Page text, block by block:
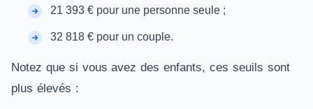
21 393 € pour une personne seule ;
32 818 € pour un couple.
Notez que si vous avez des enfants, ces seuils sont
plus élevés :